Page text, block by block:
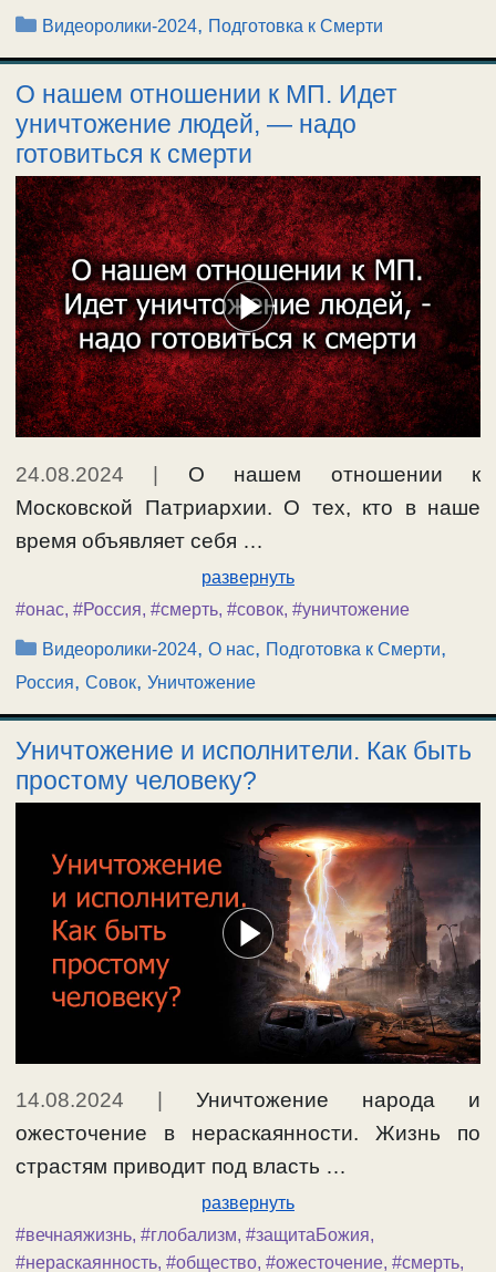
Рубрики
Видеоролики-2024, Подготовка к Смерти
О нашем отношении к МП. Идет
уничтожение людей, — надо
готовиться к смерти
24.08.2024 | О нашем отношении к
Московской Патриархии. О тех, кто в наше
время объявляет себя …
развернуть
#онас, #Россия, #смерть, #совок, #уничтожение
Рубрики
Видеоролики-2024,О нас, Подготовка к Смерти,
Россия, Совок, Уничтожение
Уничтожение и исполнители. Как быть
простому человеку?
14.08.2024
Уничтожение народа и
ожесточение в нераскаянности. Жизнь по
страстям приводит под власть …
развернуть
#вечнаяжизнь, #глобализм, #защитаБожия,
#нераскаянность, #общество, #ожесточение, #смерть,